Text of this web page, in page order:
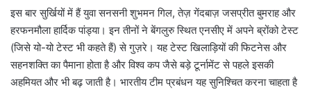
इस बार सुर्खियों में हैं युवा सनसनी शुभमन गिल, तेज़ गेंदबाज़ जसप्रीत बुमराह और
हरफनमौला हार्दिक पांड्या। इन तीनों ने बेंगलुरु स्थित एनसीए में अपने ब्रोंको टेस्ट
(जिसे यो-यो टेस्ट भी कहते हैं) से गुज़रे। यह टेस्ट खिलाड़ियों की फिटनेस और
सहनशक्ति का पैमाना होता है और विश्व कप जैसे बड़े टूर्नामेंट से पहले इसकी
अहमियत और भी बढ़ जाती है। भारतीय टीम प्रबंधन यह सुनिश्चित करना चाहता है